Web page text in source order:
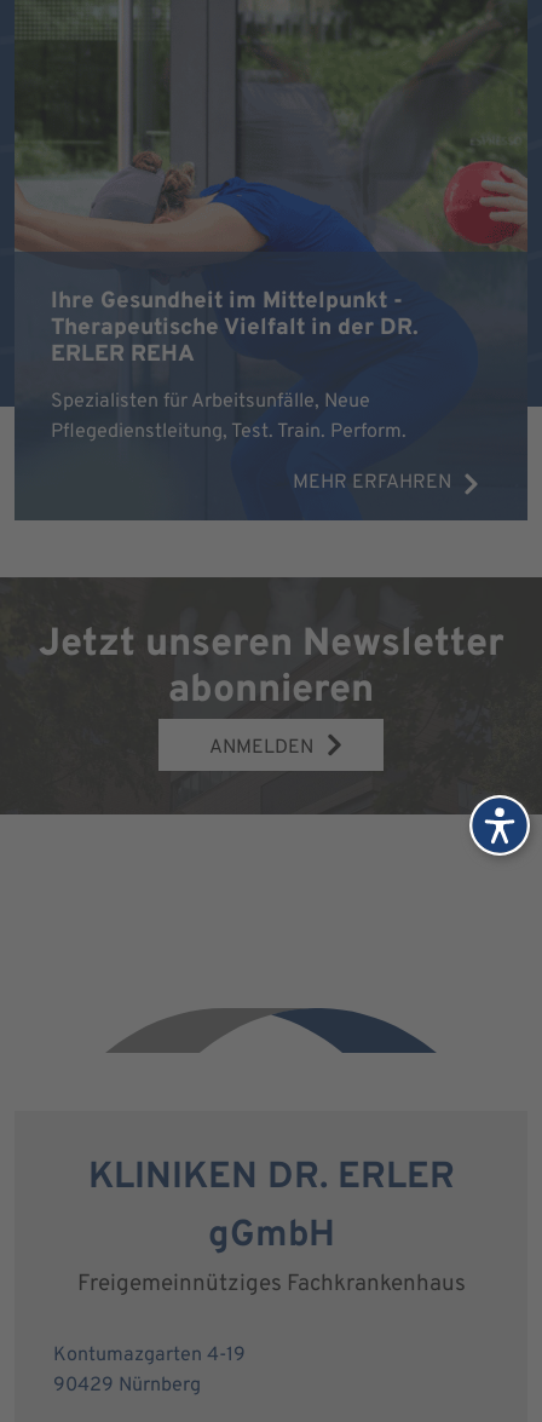
Ihre Gesundheit im Mittelpunkt -
Therapeutische Vielfalt in der DR.
ERLER REHA
Spezialisten für Arbeitsunfälle, Neue
Pflegedienstleitung, Test. Train. Perform.
MEHR ERFAHREN
Jetzt unseren Newsletter
abonnieren
ANMELDEN
KLINIKEN DR. ERLER
gGmbH
Freigemeinnütziges Fachkrankenhaus
Kontumazgarten 4-19
90429 Nürnberg